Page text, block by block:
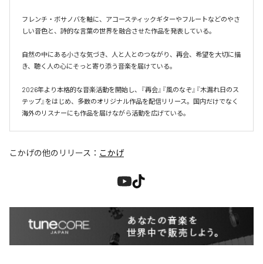
フレンチ・ボサノバを軸に、アコースティックギターやフルートなどのやさ
しい音色と、詩的な言葉の世界を融合させた作品を発表している。
自然の中にある小さな気づき、人と人とのつながり、再会、希望を大切に描
き、聴く人の心にそっと寄り添う音楽を届けている。
2026年より本格的な音楽活動を開始し、『再会』『風のなぞ』『木漏れ日のス
テップ』をはじめ、多数のオリジナル作品を配信リリース。国内だけでなく
海外のリスナーにも作品を届けながら活動を広げている。
こかげの他のリリース： こかげ